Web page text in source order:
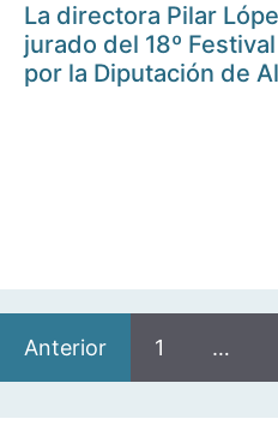
La directora Pilar
jurado del 18º
por la Diputación de
Anterior 1 …